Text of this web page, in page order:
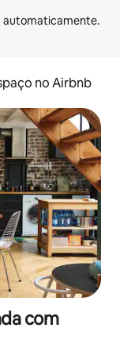
no Airbnb
com